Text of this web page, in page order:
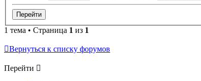
1 тема • Страница 1 из 1
Вернуться к списку форумов
Перейти